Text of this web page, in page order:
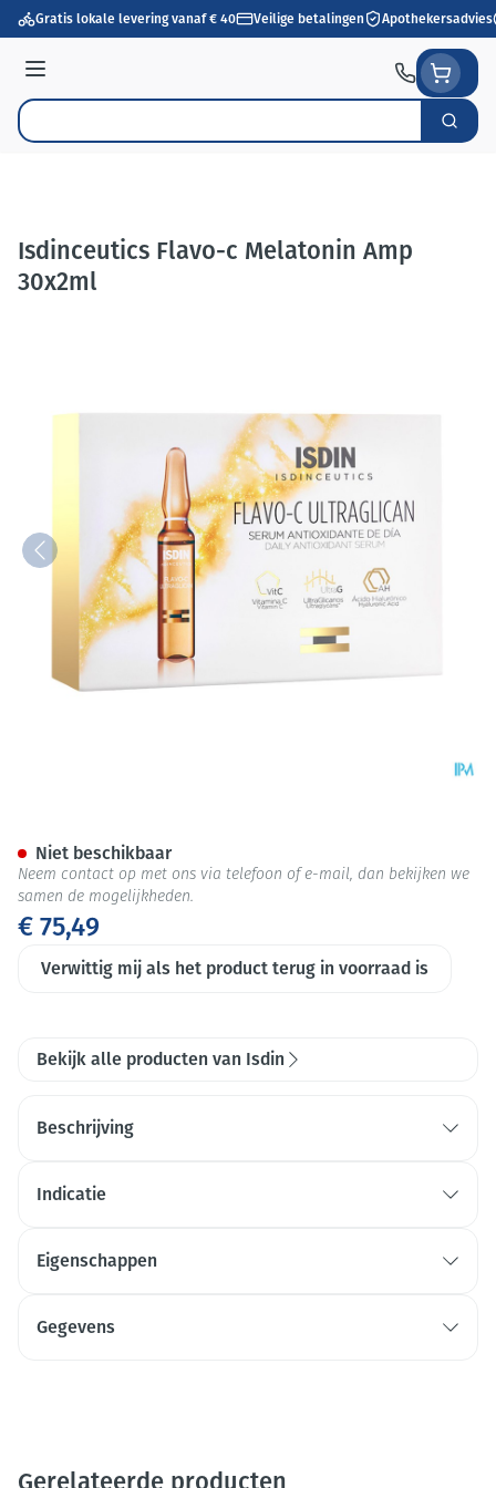
Ga naar de inhoud
Gratis lokale levering vanaf € 40 Veilige betalingen Apothekersadvies
Menu
Product, merk, categorie... Zoek
Isdinceutics Flavo-c Melatonin Amp
30x2ml
€ 75,49
Verwittig mij als het product terug in voorraad is
Niet beschikbaar
Neem contact op met ons via telefoon of e-mail, dan bekijken we
samen de mogelijkheden.
Bekijk alle producten van Isdin
Beschrijving
Indicatie
Eigenschappen
Gegevens
Gerelateerde producten